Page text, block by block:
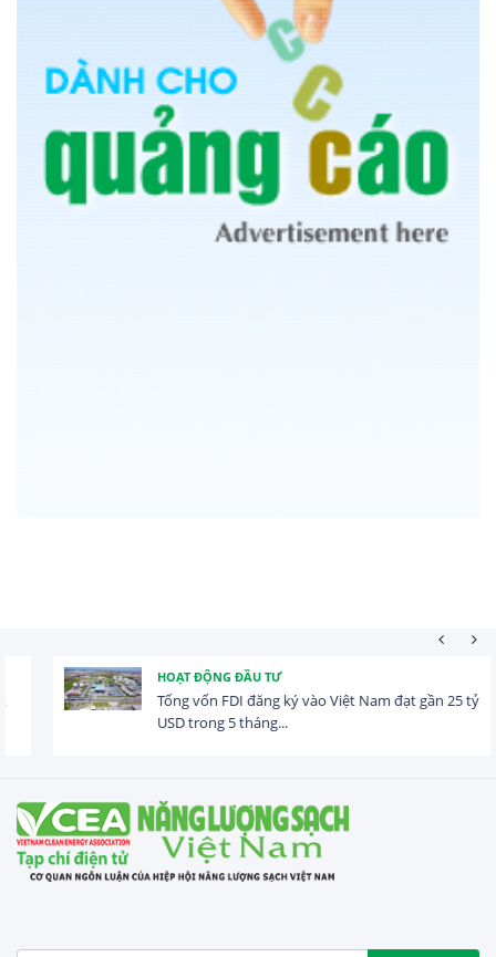
HOẠT ĐỘNG ĐẦU TƯ
Tổng vốn FDI đăng ký vào Việt Nam đạt gần 25 tỷ
USD trong 5 tháng...